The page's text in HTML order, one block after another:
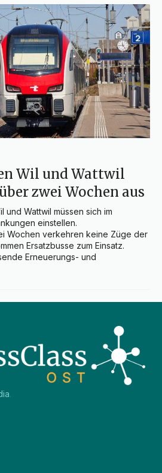
Wil und Wattwil
zwei Wochen aus
und Wattwil müssen sich im
einstellen.
Wochen verkehren keine Züge der
Ersatzbusse zum Einsatz.
Erneuerungs- und
.